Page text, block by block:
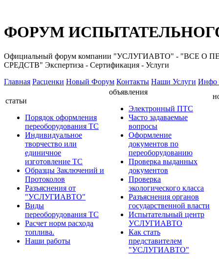
ФОРУМ
Официальный форум компании "УСЛУГИАВТО" -
СРЕДСТВ" Экспертиза - Сертификация - Услуги
Главная Расценки Новый Форум Контакты Наши Услуги Инфо
статьи
Порядок оформления
переоборудования ТС
Индивидуальное
творчество или
единичное
изготовление ТС
Образцы Заключений и
Протоколов
Разъяснения от
"УСЛУГИАВТО"
Виды
переоборудования ТС
Расчет норм расхода
топлива.
Наши работы
объявления
Электронный ПТС
Часто задаваемые
вопросы
Оформление
документов по
переоборудованию
Проверка выданных
документов
Проверка
экологического класса
Разъяснения органов
государственной власти
Испытательный центр
УСЛУГИАВТО
Как стать
представителем
"УСЛУГИАВТО"